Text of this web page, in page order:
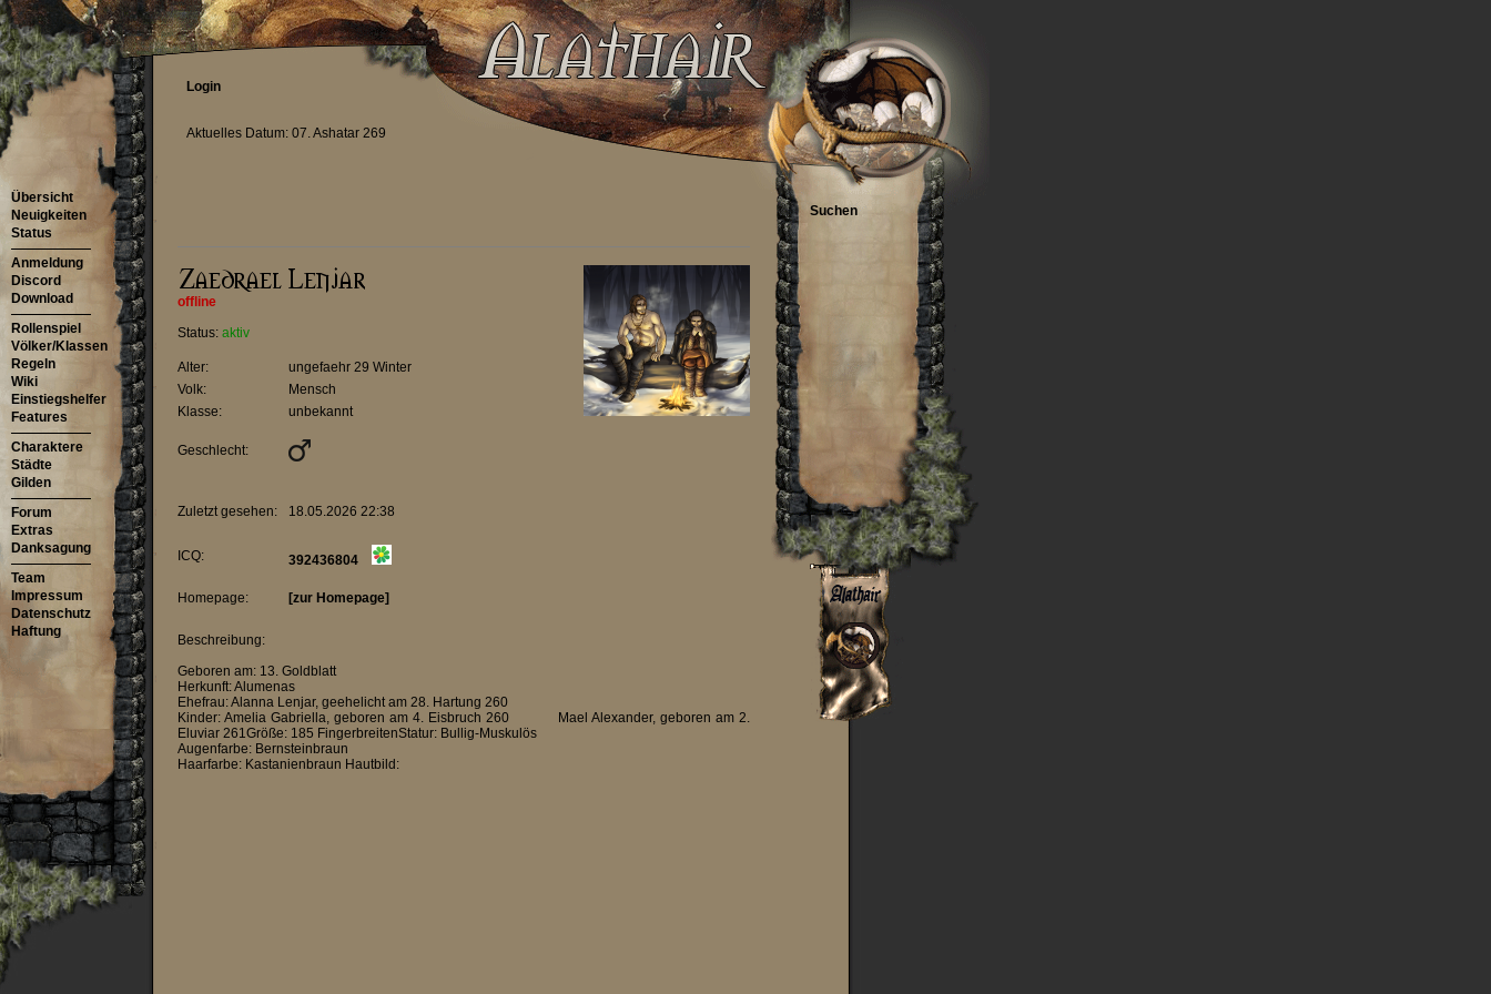
Login
Aktuelles Datum: 07. Ashatar 269
Übersicht
Neuigkeiten
Status
Anmeldung
Discord
Download
Rollenspiel
Völker/Klassen
Regeln
Wiki
Einstiegshelfer
Features
Charaktere
Städte
Gilden
Forum
Extras
Danksagung
Team
Impressum
Datenschutz
Haftung
offline
Status: aktiv
Alter:
ungefaehr 29 Winter
Volk:
Mensch
Klasse:
unbekannt
Geschlecht:
Zuletzt gesehen: 18.05.2026 22:38
ICQ: 392436804
Homepage: [zur Homepage]
Beschreibung:
Geboren am: 13. Goldblatt
Herkunft: Alumenas
Ehefrau: Alanna Lenjar, geehelicht am 28. Hartung 260
Kinder: Amelia Gabriella, geboren am 4. Eisbruch 260 Mael Alexander, geboren am 2.
Eluviar 261Größe: 185 FingerbreitenStatur: Bullig-Muskulös
Augenfarbe: Bernsteinbraun
Haarfarbe: Kastanienbraun Hautbild:
Suchen